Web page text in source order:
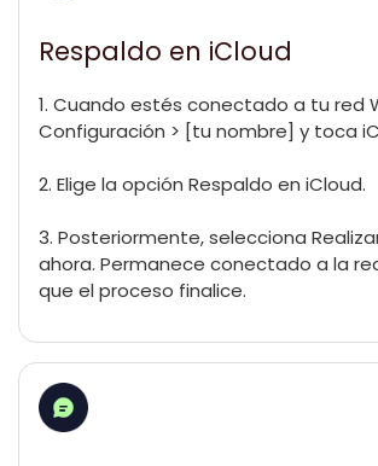
Respaldo en iCloud
1. Cuando estés conectado a tu red
Configuración > [tu nombre] y toca
2. Elige la opción Respaldo en iCloud.
3. Posteriormente, selecciona
ahora. Permanece conectado a la
que el proceso finalice.